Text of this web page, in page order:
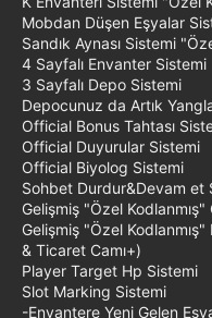
Mobdan Düşen Eşyalar
Sandık Aynası Sistemi
4 Sayfalı Envanter Sistemi
3 Sayfalı Depo Sistemi
Depocunuz da Artık
Official Bonus Tahtası
Official Duyurular Sistemi
Official Biyolog Sistemi
Sohbet Durdur&Devam et
Gelişmiş "Özel Kodlanmış"
Gelişmiş "Özel
& Ticaret Camı+)
Player Target Hp Sistemi
Slot Marking Sistemi
-Envantere Yeni Gelen